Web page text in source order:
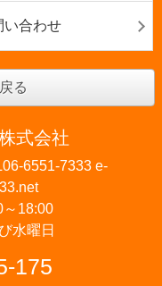
い合わせ
る
式会社
6551-7333 e-
～18:00
水曜日
175